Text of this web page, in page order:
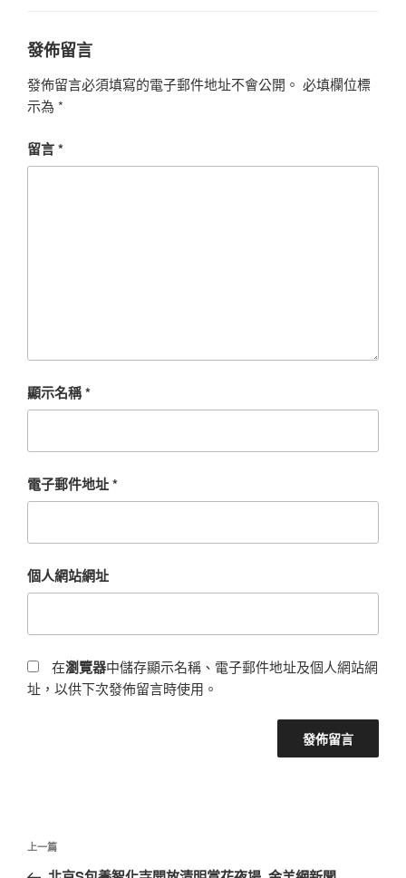
發佈留言
發佈留言必須填寫的電子郵件地址不會公開。 必填欄位標
示為 *
留言*
顯示名稱*
電子郵件地址*
個人網站網址
在瀏覽器中儲存顯示名稱、電子郵件地址及個人網站網
址，以供下次發佈留言時使用。
文
上
一
上一篇